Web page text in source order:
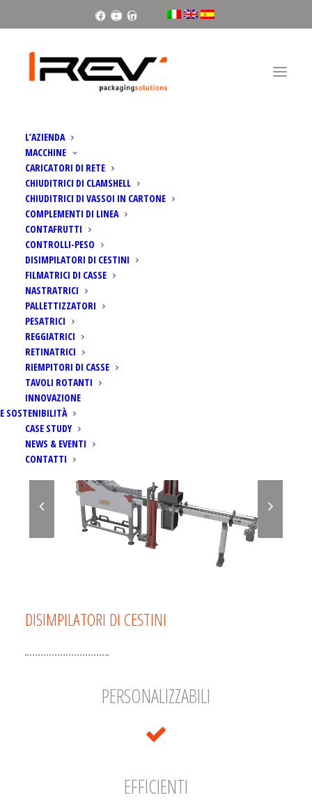
Facebook
YoutubeLinkedin
L’AZIENDA
MACCHINE
CARICATORI DI RETE
CHIUDITRICI DI CLAMSHELL
CHIUDITRICI DI VASSOI IN CARTONE
COMPLEMENTI DI LINEA
CONTAFRUTTI
CONTROLLI-PESO
DISIMPILATORI DI CESTINI
FILMATRICI DI CASSE
NASTRATRICI
PALLETTIZZATORI
PESATRICI
REGGIATRICI
RETINATRICI
RIEMPITORI DI CASSE
TAVOLI ROTANTI
INNOVAZIONE
E SOSTENIBILITÀ
CASE STUDY
NEWS & EVENTI
CONTATTI
DISIMPILATORI DI CESTINI
PERSONALIZZABILI
EFFICIENTI